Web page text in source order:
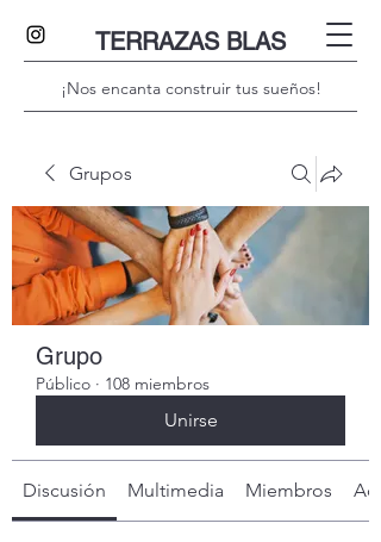
TERRAZAS BLAS
¡Nos encanta construir tus sueños!
Grupos
Grupo
Público · 108 miembros
Unirse
Discusión Multimedia Miembros